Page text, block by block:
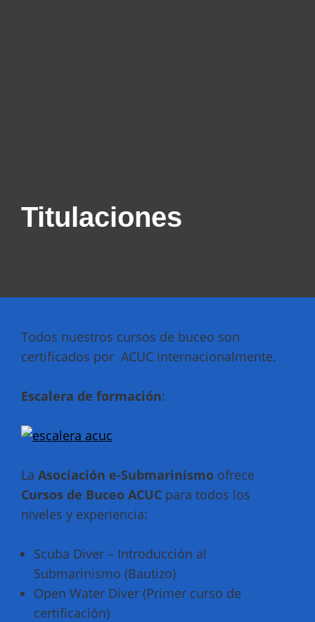
Titulaciones
Todos nuestros cursos de buceo son
certificados por ACUC internacionalmente.
Escalera de formación:
La Asociación e-Submarinismo ofrece
Cursos de Buceo ACUC para todos los
niveles y experiencia:
Scuba Diver – Introducción al
Submarinismo (Bautizo)
Open Water Diver (Primer curso de
certificación)